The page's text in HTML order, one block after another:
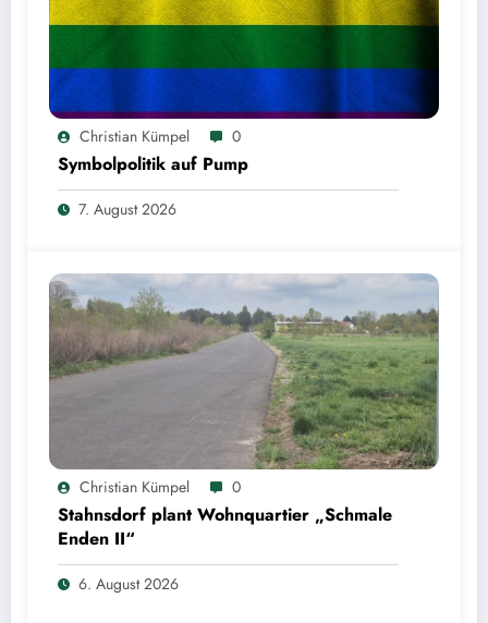
Christian Kümpel 0
Symbolpolitik auf Pump
7. August 2026
Christian Kümpel 0
Stahnsdorf plant Wohnquartier „Schmale
Enden II“
6. August 2026